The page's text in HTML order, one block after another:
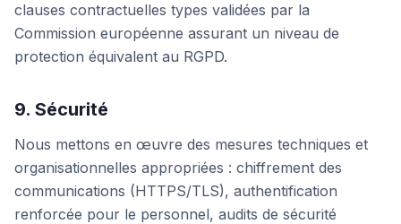
clauses contractuelles types validées par la
Commission européenne assurant un niveau de
protection équivalent au RGPD.
9. Sécurité
Nous mettons en œuvre des mesures techniques et
organisationnelles appropriées : chiffrement des
communications (HTTPS/TLS), authentification
renforcée pour le personnel, audits de sécurité